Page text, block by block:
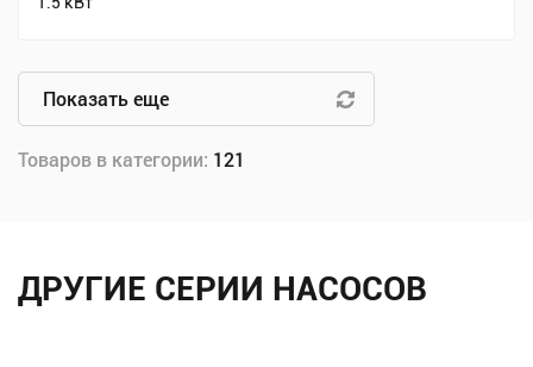
Показать еще
Товаров в категории: 121
ДРУГИЕ СЕРИИ НАСОСОВ